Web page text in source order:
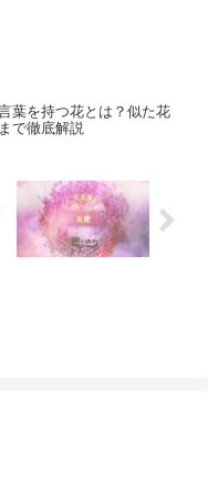
葉を持つ花とは？似た花
で徹底解説